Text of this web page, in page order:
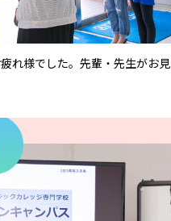
れ様でした。先輩・先生がお見